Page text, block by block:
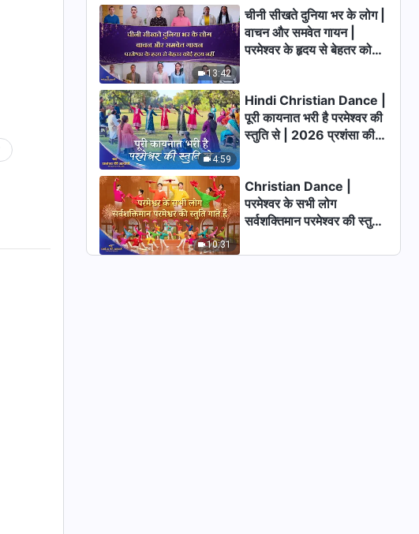
1:38:59
Hindi Christian Movie |
महाअज्ञान | Who Should We
Listen to in Welcoming the
Lord's Return?
2:40:52
Hindi Christian Movie | सिंहासन
से बहता है जीवन जल | How to Seek
the Footsteps of God
2:23:19
Hindi Christian Movie जोखिम
भरा है मार्ग स्वर्ग के राज्य का | Find the
Path to the Heavenly
Kingdom
Hindi Gospel Movie | भक्ति का
13:42
चीनी सीखते दुनिया भर के लोग |
वाचन और समवेत गायन |
परमेश्वर के हृदय से बेहतर कोई
4:59
Hindi Christian Dance |
पूरी कायनात भरी है परमेश्वर की
स्तुति से | 2026 प्रशंसा की
10:31
Christian Dance |
परमेश्वर के सभी लोग
सर्वशक्तिमान परमेश्वर की स्तुति
आवाजें